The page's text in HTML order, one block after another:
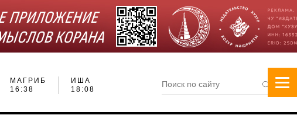
МАГРИБ
16:38
ИША
18:08